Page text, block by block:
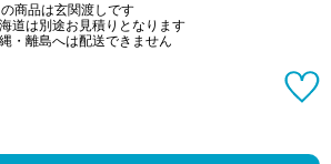
商品は玄関渡しです
道は別途お見積りとなります
・離島へは配送できません